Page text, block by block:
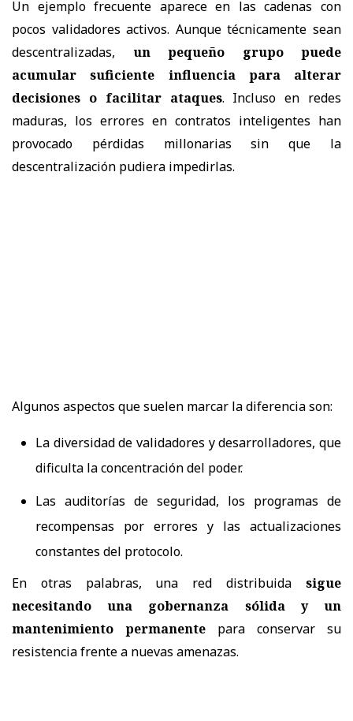
Un ejemplo frecuente aparece en las cadenas con
pocos validadores activos. Aunque técnicamente sean
descentralizadas, un pequeño grupo puede
acumular suficiente influencia para alterar
decisiones o facilitar ataques. Incluso en redes
maduras, los errores en contratos inteligentes han
provocado pérdidas millonarias sin que la
descentralización pudiera impedirlas.
Algunos aspectos que suelen marcar la diferencia son:
La diversidad de validadores y desarrolladores, que
dificulta la concentración del poder.
Las auditorías de seguridad, los programas de
recompensas por errores y las actualizaciones
constantes del protocolo.
En otras palabras, una red distribuida sigue
necesitando una gobernanza sólida y un
mantenimiento permanente para conservar su
resistencia frente a nuevas amenazas.